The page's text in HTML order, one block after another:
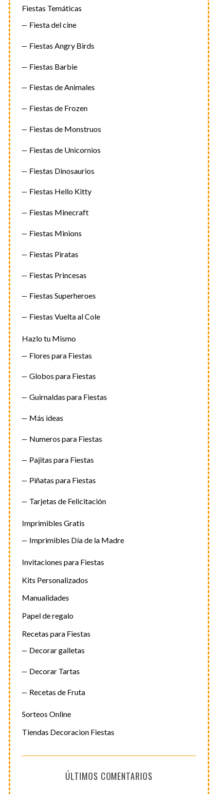
Fiestas Temáticas
Fiesta del cine
Fiestas Angry Birds
Fiestas Barbie
Fiestas de Animales
Fiestas de Frozen
Fiestas de Monstruos
Fiestas de Unicornios
Fiestas Dinosaurios
Fiestas Hello Kitty
Fiestas Minecraft
Fiestas Minions
Fiestas Piratas
Fiestas Princesas
Fiestas Superheroes
Fiestas Vuelta al Cole
Hazlo tu Mismo
Flores para Fiestas
Globos para Fiestas
Guirnaldas para Fiestas
Más ideas
Numeros para Fiestas
Pajitas para Fiestas
Piñatas para Fiestas
Tarjetas de Felicitación
Imprimibles Gratis
Imprimibles Día de la Madre
Invitaciones para Fiestas
Kits Personalizados
Manualidades
Papel de regalo
Recetas para Fiestas
Decorar galletas
Decorar Tartas
Recetas de Fruta
Sorteos Online
Tiendas Decoracion Fiestas
ÚLTIMOS COMENTARIOS